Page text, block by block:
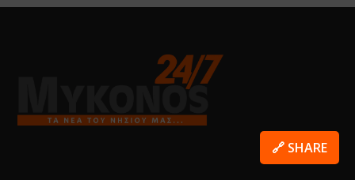
🔗 SHARE